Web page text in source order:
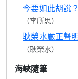
今要如此胡說？
（李所思）
耿榮水嚴正聲
（耿榮水）
海峽隨筆